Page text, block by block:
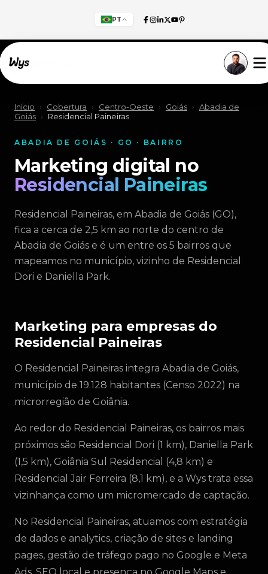
PT
Início › Cobertura › Centro-Oeste › Goiás › Abadia de
Goiás › Residencial Paineiras
ABADIA DE GOIÁS · GO · BAIRRO
Marketing digital no
Residencial Paineiras
Residencial Paineiras, em Abadia de Goiás (GO),
fica a cerca de 2,5 km ao norte do centro de
Abadia de Goiás e é um entre os 5 bairros que
mapeamos no município, vizinho de Residencial
Dori e Daniella Park.
Marketing para empresas do
Residencial Paineiras
O Residencial Paineiras integra Abadia de Goiás,
município de 19.128 habitantes (Censo 2022) na
microrregião de Goiânia.
Ao redor do Residencial Paineiras, os bairros mais
próximos são Residencial Dori (1 km), Daniella Park
(1,5 km), Goiânia Sul Residencial (4,8 km) e
Residencial Jair Ferreira (8,1 km), e a Wys trata essa
vizinhança como um micromercado de captação.
No Residencial Paineiras, atuamos com estratégia
de dados e analytics, criação de sites e landing
pages, gestão de tráfego pago no Google e Meta